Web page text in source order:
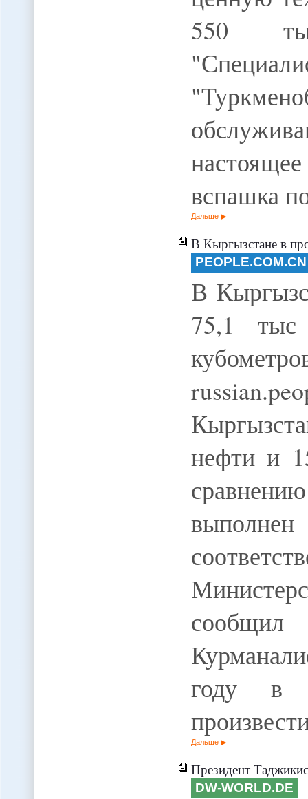
550
вспашка
Дальше
В Кыргызстане в
PEOPLE.COM.CN
В
75,1
нефти и
году в
Дальше
Президент
DW-WORLD.DE